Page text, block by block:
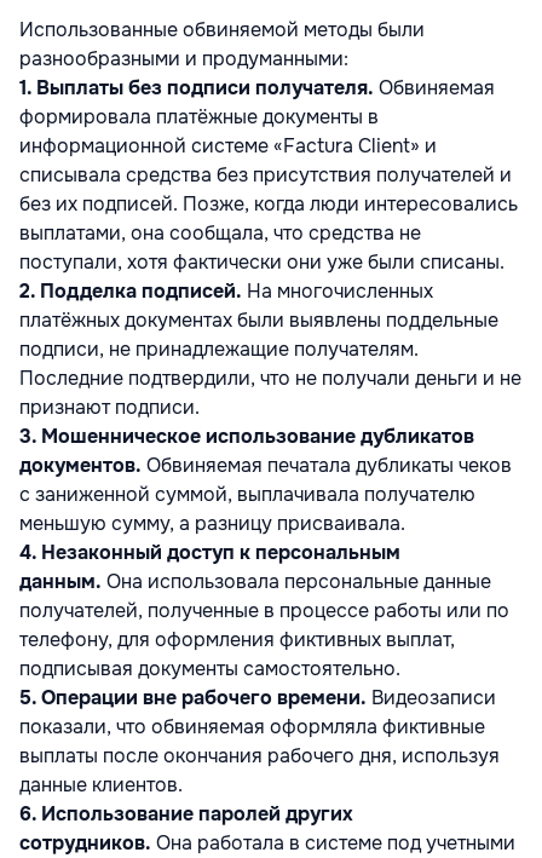
Использованные обвиняемой методы были
разнообразными и продуманными:
1. Выплаты без подписи получателя. Обвиняемая
формировала платёжные документы в
информационной системе «Factura Client» и
списывала средства без присутствия получателей и
без их подписей. Позже, когда люди интересовались
выплатами, она сообщала, что средства не
поступали, хотя фактически они уже были списаны.
2. Подделка подписей. На многочисленных
платёжных документах были выявлены поддельные
подписи, не принадлежащие получателям.
Последние подтвердили, что не получали деньги и не
признают подписи.
3. Мошенническое использование дубликатов
документов. Обвиняемая печатала дубликаты чеков
с заниженной суммой, выплачивала получателю
меньшую сумму, а разницу присваивала.
4. Незаконный доступ к персональным
данным. Она использовала персональные данные
получателей, полученные в процессе работы или по
телефону, для оформления фиктивных выплат,
подписывая документы самостоятельно.
5. Операции вне рабочего времени. Видеозаписи
показали, что обвиняемая оформляла фиктивные
выплаты после окончания рабочего дня, используя
данные клиентов.
6. Использование паролей других
сотрудников. Она работала в системе под учетными